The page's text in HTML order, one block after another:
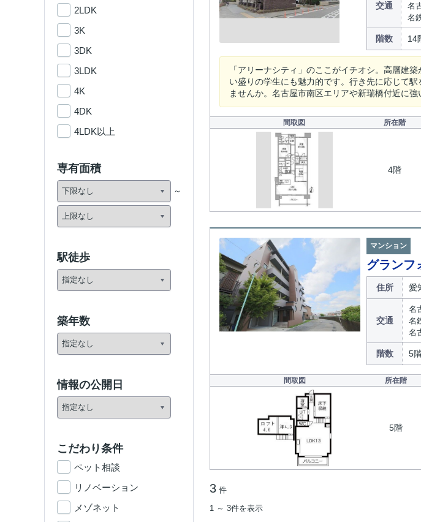
交通
名
名
階数 14
「アリーナシティ」のここがイチオシ。高層建
い盛りの学生にも魅力的です。行き先に応じて
ませんか。名古屋市南区エリアや新瑞橋付近に
間取図 所在階
4階
マンション
グランフ
住所 愛
交通
名
名
名
階数 5
間取図 所在階
5階
3 件
1 ～ 3件を表示
2LDK
3K
3DK
3LDK
4K
4DK
4LDK以上
専有面積
駅徒歩
築年数
情報の公開日
こだわり条件
ペット相談
リノベーション
メゾネット